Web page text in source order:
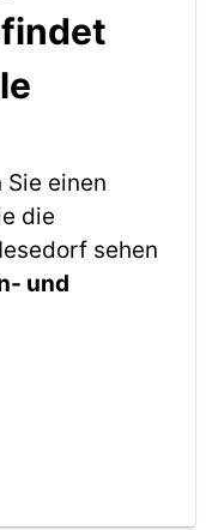
einen
die
sehen
und